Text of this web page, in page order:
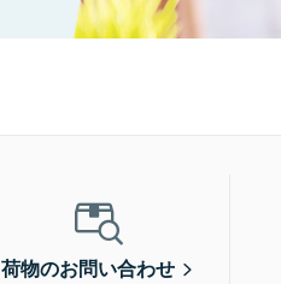
荷物のお問い合わせ